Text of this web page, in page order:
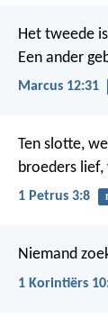
Het tweede
Een ander
Marcus 12:31
Ten slotte,
broeders
1 Petrus 3:8
Niemand
1 Korintiërs